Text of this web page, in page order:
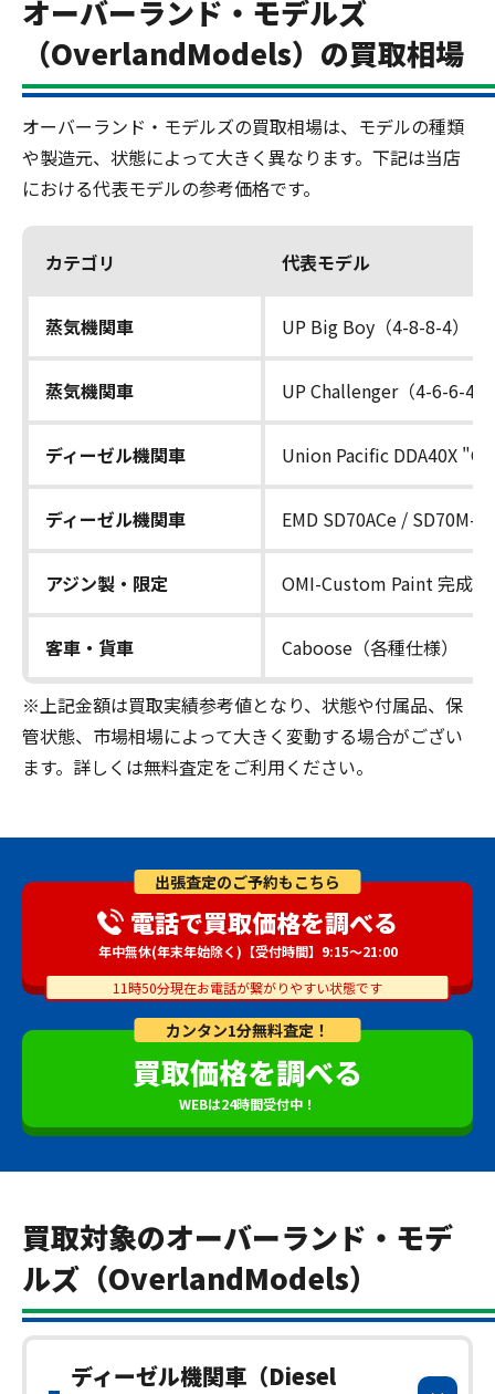
オーバーランド・モデルズ
（OverlandModels）の買取相場
オーバーランド・モデルズの買取相場は、モデルの種類
や製造元、状態によって大きく異なります。下記は当店
における代表モデルの参考価格です。
カテゴリ 代表モデル
蒸気機関車 UP Big Boy（4-8-8-4）
蒸気機関車 UP Challenger（4-6-6-4）
ディーゼル機関車 Union Pacific DDA40X
ディーゼル機関車 EMD SD70ACe / SD70M-2
アジン製・限定 OMI-Custom Paint 完成品
客車・貨車 Caboose（各種仕様）
※上記金額は買取実績参考値となり、状態や付属品、保
管状態、市場相場によって大きく変動する場合がござい
ます。詳しくは無料査定をご利用ください。
カンタン1分無料査定！
買取価格を調べる
WEBは24時間受付中！
出張査定のご予約もこちら
電話で買取価格を調べる
年中無休(年末年始除く)【受付時間】9:15～21:00
11時50分現在お電話が繋がりやすい状態です
買取対象のオーバーランド・モデ
ルズ（OverlandModels）
ディーゼル機関車（Diesel